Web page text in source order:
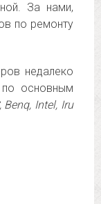
За нами,
по ремонту
недалеко
основным
Benq, Intel, Iru